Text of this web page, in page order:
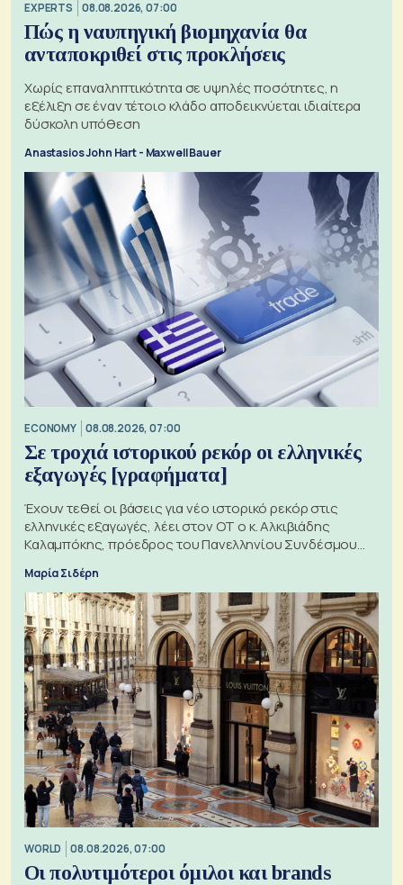
EXPERTS 08.08.2026, 07:00
Πώς η ναυπηγική βιομηχανία θα
ανταποκριθεί στις προκλήσεις
Χωρίς επαναληπτικότητα σε υψηλές ποσότητες, η
εξέλιξη σε έναν τέτοιο κλάδο αποδεικνύεται ιδιαίτερα
δύσκολη υπόθεση
Anastasios John Hart - Maxwell Bauer
ECONOMY 08.08.2026, 07:00
Σε τροχιά ιστορικού ρεκόρ οι ελληνικές
εξαγωγές [γραφήματα]
Έχουν τεθεί οι βάσεις για νέο ιστορικό ρεκόρ στις
ελληνικές εξαγωγές, λέει στον ΟΤ ο κ. Αλκιβιάδης
Καλαμπόκης, πρόεδρος του Πανελληνίου Συνδέσμου
Μαρία Σιδέρη
WORLD 08.08.2026, 07:00
Οι πολυτιμότεροι όμιλοι και brands